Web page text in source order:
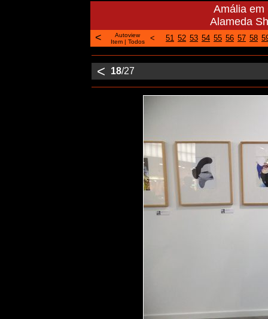
Amália em
Alameda
<
Autoview
Item| Todos < 51 52 53 54 55 56 57 58
< 18/27